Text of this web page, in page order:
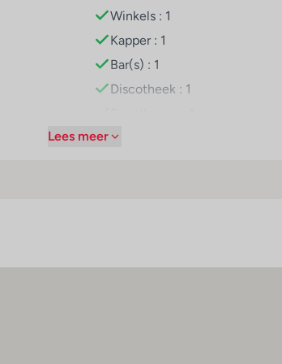
veel activiteiten voor sportliefhebbers in
met een spa, een stoombad, een hamam
de andere vrijetijdsmogelijkheden horen een
Er kan all-inclusive worden geboekt. De all-
en MasterCard.
Winkels : 1
Kapper : 1
Bar(s) : 1
Discotheek : 1
Restaurant(s) : 1
Lees meer